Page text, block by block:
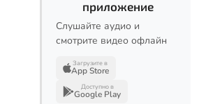
приложение
Слушайте аудио и
смотрите видео офлайн
Загрузите в
App Store
Доступно в
Google Play